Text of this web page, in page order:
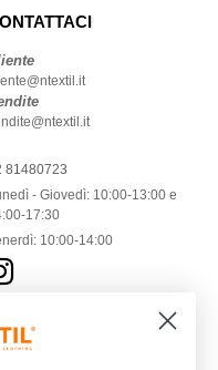
81480723
- Giovedì: 10:00-13:00 e
17:30
10:00-14:00